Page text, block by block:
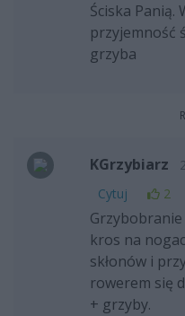
Ściska Panią.
przyjemność
grzyba
KGrzybiarz
Cytuj
2
kros na
skłonów i
rowerem się
+ grzyby.